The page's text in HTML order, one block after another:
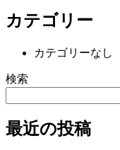
カテゴリー
カテゴリーなし
検索
最近の投稿